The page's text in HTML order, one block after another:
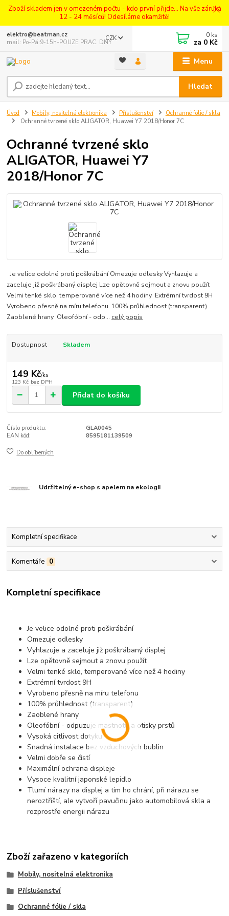
Zboží skladem jen v omezeném počtu - kdo první přijde... Na vše záruka
12 - 24 měsíců! Odesíláme okamžitě!
Menu
CZK
Hledat
elektro@beatman.cz
mail: Po-Pá:9-15h-POUZE PRAC. DNY
0 ks
za 0 Kč
Úvod Mobily, nositelná elektronika Příslušenství
Ochranné fólie / skla
Ochranné tvrzené sklo ALIGATOR, Huawei Y7 2018/Honor 7C
Ochranné tvrzené sklo
ALIGATOR, Huawei Y7
2018/Honor 7C
Je velice odolné proti poškrábání Omezuje odlesky Vyhlazuje a
zaceluje již poškrábaný displej Lze opětovně sejmout a znovu použít
Velmi tenké sklo, temperované více než 4 hodiny Extrémní tvrdost 9H
Vyrobeno přesně na míru telefonu 100% průhlednost (transparent)
Zaoblené hrany Oleofóbní - odp... celý popis
Dostupnost Skladem
149 Kč/ks
123 Kč bez DPH
Přidat do košíku
Číslo produktu:
GLA0045
EAN kód:
8595181139509
Do oblíbených
Udržitelný e-shop s apelem na ekologii
Kompletní specifikace
Komentáře 0
Kompletní specifikace
Je velice odolné proti poškrábání
Omezuje odlesky
Vyhlazuje a zaceluje již poškrábaný displej
Lze opětovně sejmout a znovu použít
Velmi tenké sklo, temperované více než 4 hodiny
Extrémní tvrdost 9H
Vyrobeno přesně na míru telefonu
100% průhlednost (transparent)
Zaoblené hrany
Oleofóbní - odpuzuje mastnotu a otisky prstů
Vysoká citlivost dotyku
Snadná instalace bez vzduchových bublin
Velmi dobře se čistí
Maximální ochrana displeje
Vysoce kvalitní japonské lepidlo
Tlumí nárazy na displej a tím ho chrání, při nárazu se
neroztříští, ale vytvoří pavučinu jako automobilová skla a
rozprostře energii nárazu
Zboží zařazeno v kategoriích
Mobily, nositelná elektronika
Příslušenství
Ochranné fólie / skla